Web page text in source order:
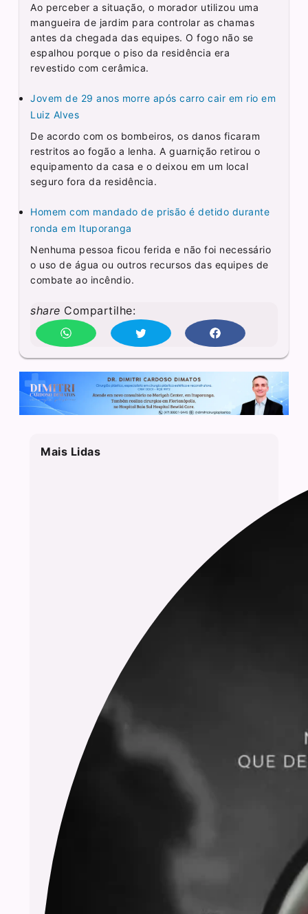
Ao perceber a situação, o morador utilizou uma
mangueira de jardim para controlar as chamas
antes da chegada das equipes. O fogo não se
espalhou porque o piso da residência era
revestido com cerâmica.
Jovem de 29 anos morre após carro cair em rio em
Luiz Alves
De acordo com os bombeiros, os danos ficaram
restritos ao fogão a lenha. A guarnição retirou o
equipamento da casa e o deixou em um local
seguro fora da residência.
Homem com mandado de prisão é detido durante
ronda em Ituporanga
Nenhuma pessoa ficou ferida e não foi necessário
o uso de água ou outros recursos das equipes de
combate ao incêndio.
share Compartilhe:
Mais Lidas